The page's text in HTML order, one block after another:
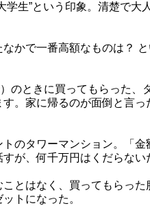
学生”という印象。清楚で大
なかで一番高額なものは？
）のときに買ってもらった、
す。家に帰るのが面倒と言っ
トのタワーマンション。「金
が、何千万円はくだらない
とはなく、買ってもらった
トになった。